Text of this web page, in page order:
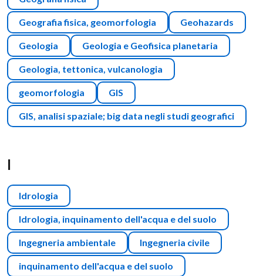
Geografia fisica, geomorfologia Geohazards
Geologia Geologia e Geofisica planetaria
Geologia, tettonica, vulcanologia
geomorfologia GIS
GIS, analisi spaziale; big data negli studi geografici
I
Idrologia
Idrologia, inquinamento dell'acqua e del suolo
Ingegneria ambientale Ingegneria civile
inquinamento dell'acqua e del suolo